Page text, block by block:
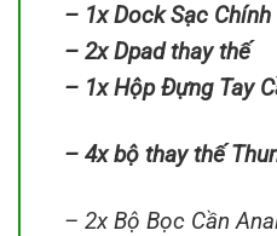
– 1x Dock Sạc Chính
– 2x Dpad thay thế
– 1x Hộp Đựng Tay
– 4x bộ thay thế
– 2x Bộ Bọc Cần